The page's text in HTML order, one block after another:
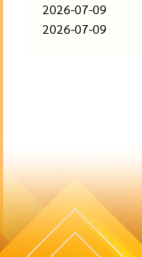
2026-07-09
2026-07-09